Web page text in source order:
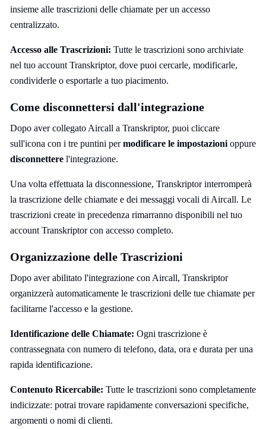
insieme alle trascrizioni delle chiamate per un accesso
centralizzato.
Accesso alle Trascrizioni: Tutte le trascrizioni sono archiviate
nel tuo account Transkriptor, dove puoi cercarle, modificarle,
condividerle o esportarle a tuo piacimento.
Come disconnettersi dall'integrazione
Dopo aver collegato Aircall a Transkriptor, puoi cliccare
sull'icona con i tre puntini permodificare le impostazioni oppure
disconnettere l'integrazione.
Una volta effettuata la disconnessione, Transkriptor interromperà
la trascrizione delle chiamate e dei messaggi vocali di Aircall. Le
trascrizioni create in precedenza rimarranno disponibili nel tuo
account Transkriptor con accesso completo.
Organizzazione delle Trascrizioni
Dopo aver abilitato l'integrazione con Aircall, Transkriptor
organizzerà automaticamente le trascrizioni delle tue chiamate per
facilitarne l'accesso e la gestione.
Identificazione delle Chiamate: Ogni trascrizione è
contrassegnata con numero di telefono, data, ora e durata per una
rapida identificazione.
Contenuto Ricercabile: Tutte le trascrizioni sono completamente
indicizzate: potrai trovare rapidamente conversazioni specifiche,
argomenti o nomi di clienti.